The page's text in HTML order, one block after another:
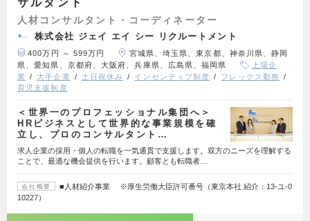
サルタント
人材コンサルタント・コーディネーター
株式会社 ジェイ エイ シー リクルートメント
400万円 ～ 599万円
宮城県、埼玉県、東京都、神奈川県、静岡
県、愛知県、京都府、大阪府、兵庫県、広島県、福岡県
上場企
業
大手企業 土日祝休み インセンティブ制度
フレックス勤務
育児支援制度
＜世界一のプロフェッショナル集団へ＞
HRビジネスとして世界的な事業規模を確
立し、プロのコンサルタント…
求人企業の採用・個人の転職を一気通貫で支援します。双方のニーズを理解する
ことで、最適な機会提供を行います。顧客とも転職者…
会社概要
■人材紹介事業 ※厚生労働大臣許可番号（東京本社 紹介：13-ユ-0
10227）